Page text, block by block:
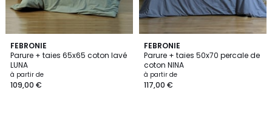
FEBRONIE
Parure + taies 65x65 coton lavé
LUNA
à partir de
109,00 €
4
/
5
3
Couleurs
FEBRONIE
Parure + taies 50x70 percale de
coton NINA
à partir de
117,00 €
4
Couleurs